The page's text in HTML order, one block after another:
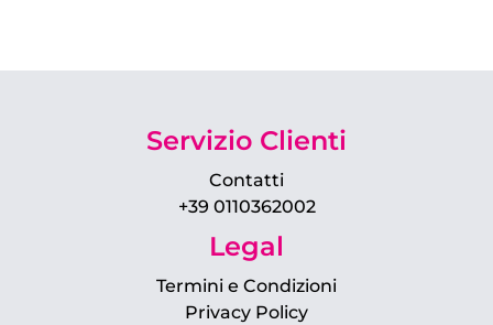
Servizio Clienti
Contatti
+39 0110362002
Legal
Termini e Condizioni
Privacy Policy